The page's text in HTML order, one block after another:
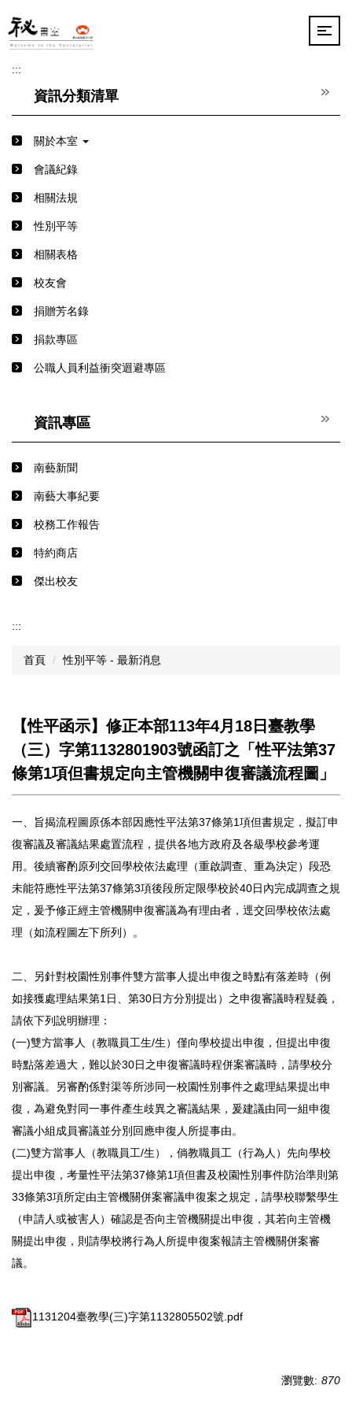
到
主
內
:::
資訊分類清單
關於本室
會議紀錄
相關法規
性別平等
相關表格
校友會
捐贈芳名錄
捐款專區
公職人員利益衝突迴避專區
資訊專區
南藝新聞
南藝大事紀要
校務工作報告
特約商店
傑出校友
:::
首頁 性別平等 - 最新消息
【性平函示】修正本部113年4月18日臺教學
（三）字第1132801903號函訂之「性平法第37
條第1項但書規定向主管機關申復審議流程圖」
一、旨揭流程圖原係本部因應性平法第37條第1項但書規定，擬訂申
復審議及審議結果處置流程，提供各地方政府及各級學校參考運
用。後續審酌原列交回學校依法處理（重啟調查、重為決定）段恐
未能符應性平法第37條第3項後段所定限學校於40日內完成調查之規
定，爰予修正經主管機關申復審議為有理由者，逕交回學校依法處
理（如流程圖左下所列）。
二、另針對校園性別事件雙方當事人提出申復之時點有落差時（例
如接獲處理結果第1日、第30日方分別提出）之申復審議時程疑義，
請依下列說明辦理：
(一)雙方當事人（教職員工生/生）僅向學校提出申復，但提出申復
時點落差過大，難以於30日之申復審議時程併案審議時，請學校分
別審議。另審酌係對渠等所涉同一校園性別事件之處理結果提出申
復，為避免對同一事件產生歧異之審議結果，爰建議由同一組申復
審議小組成員審議並分別回應申復人所提事由。
(二)雙方當事人（教職員工/生），倘教職員工（行為人）先向學校
提出申復，考量性平法第37條第1項但書及校園性別事件防治準則第
33條第3項所定由主管機關併案審議申復案之規定，請學校聯繫學生
（申請人或被害人）確認是否向主管機關提出申復，其若向主管機
關提出申復，則請學校將行為人所提申復案報請主管機關併案審
議。
1131204臺教學(三)字第1132805502號.pdf
瀏覽數: 870